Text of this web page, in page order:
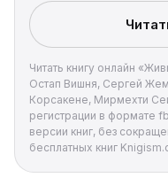
Читать книгу онлайн
Остап Вишня, Сергей
Корсакене, Мирмехти
регистрации в формате
версии книг, без
бесплатных книг